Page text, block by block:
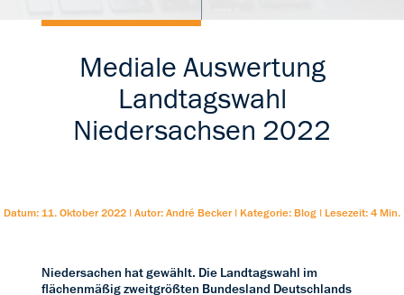
Mediale Auswertung
Landtagswahl
Niedersachsen 2022
Datum: 11. Oktober 2022 |Autor: André Becker| Kategorie: Blog | Lesezeit: 4 Min.
Niedersachen hat gewählt. Die Landtagswahl im
flächenmäßig zweitgrößten Bundesland Deutschlands